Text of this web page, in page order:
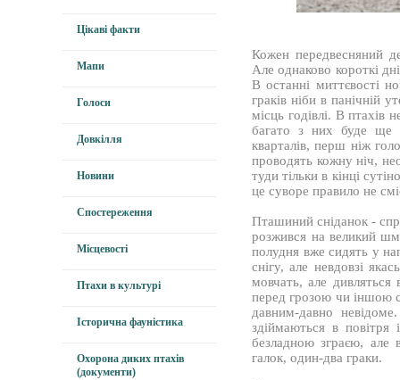
Цікаві факти
Мапи
Голоси
Довкілля
Новини
Спостереження
Місцевості
Птахи в культурі
Історична фауністика
Охорона диких птахів
(документи)
Кожен передвесняний
Але однаково короткі
В останні миттєвості
граків ніби в панічній
місць годівлі. В птахів
багато з них буде ще
кварталів, перш ніж
проводять кожну ніч,
туди тільки в кінці
це суворе правило не
Пташиний сніданок -
розжився на великий
полудня вже сидять у
снігу, але невдовзі
мовчать, але
перед грозою чи іншою
давним-давно
здіймаються в
безладною зграєю, але
галок, один-два граки.